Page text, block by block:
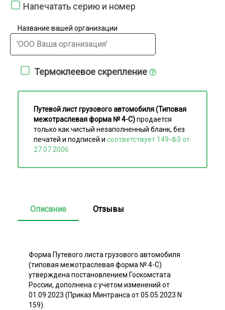
Напечатать серию и номер
Название вашей организации
Термоклеевое скрепление
Путевой лист грузового автомобиля (Типовая
межотраслевая форма № 4-С)продается
только как чистый незаполненный бланк, без
печатей и подписей и соответствует 149-ФЗ от
27.07.2006
Описание Отзывы
Форма Путевого листа грузового автомобиля
(типовая межотраслевая форма № 4-С)
утверждена постановлением Госкомстата
России, дополнена с учетом изменений от
01.09.2023 (Приказ Минтранса от 05.05.2023 N
159).